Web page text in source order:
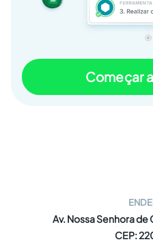
Começar
Av. Nossa Senhora
CEP: